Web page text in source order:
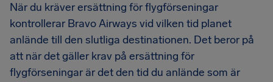
När du kräver ersättning för flygförseningar
kontrollerar Bravo Airways vid vilken tid planet
anlände till den slutliga destinationen. Det beror på
att när det gäller krav på ersättning för
flygförseningar är det den tid du anlände som är